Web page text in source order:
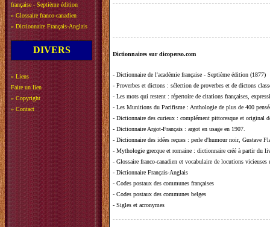
française - Septième édition
» Glossaire franco-canadien
» Dictionnaire Français-Anglais
DIVERS
» Liens
Faire un lien
» Copyright
» Contact
Dictionnaires sur dicoperso.com
- Dictionnaire de l'académie française - Septième édition (1877)
- Proverbes et dictons : sélection de proverbes et de dictons
- Les mots qui restent : répertoire de citations françaises,
- Les Munitions du Pacifisme : Anthologie de plus de 400
- Dictionnaire des curieux : complément pittoresque et original
- Dictionnaire Argot-Français : argot en usage en 1907.
- Dictionnaire des idées reçues : perle d'humour noir, Gustave
- Mythologie grecque et romaine : dictionnaire créé à partir du
- Glossaire franco-canadien et vocabulaire de locutions vicieuses
- Dictionnaire Français-Anglais
- Codes postaux des communes françaises
- Codes postaux des communes belges
- Sigles et acronymes